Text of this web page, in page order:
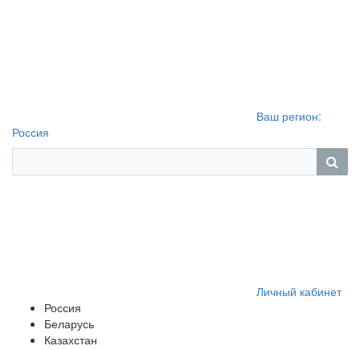
Ваш регион:
Россия
Личный кабинет
Россия
Беларусь
Казахстан